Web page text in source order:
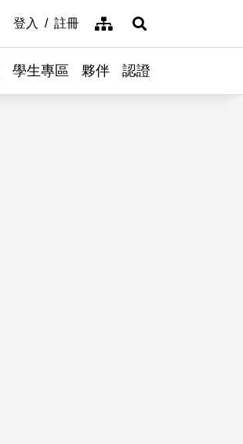
登入 註冊 網站導覽展開搜尋
學生專區 夥伴 認證